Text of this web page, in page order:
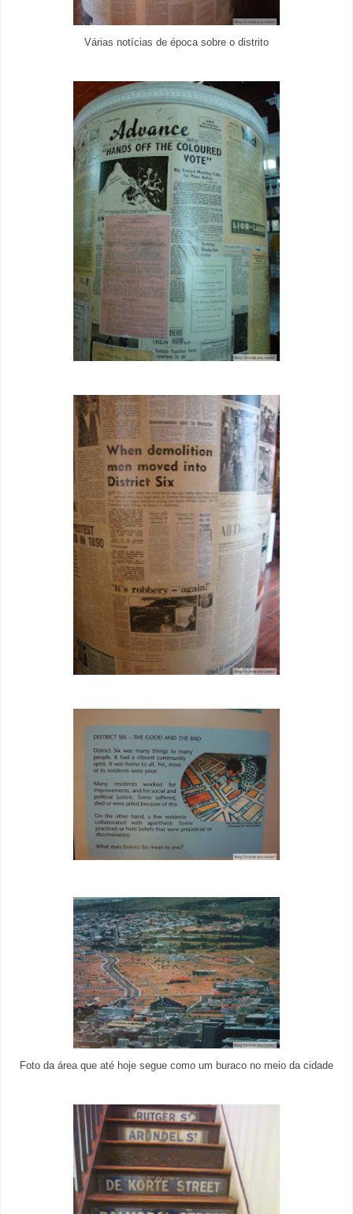
Várias notícias de época sobre o distrito
Foto da área que até hoje segue como um buraco no meio da cidade